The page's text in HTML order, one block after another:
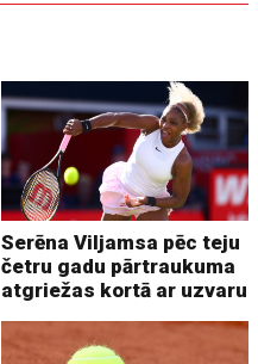
Serēna Viljamsa pēc teju
četru gadu pārtraukuma
atgriežas kortā ar uzvaru